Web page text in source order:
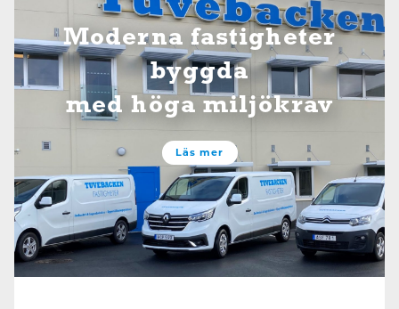
Moderna fastigheter
byggda
med höga miljökrav
Läs mer